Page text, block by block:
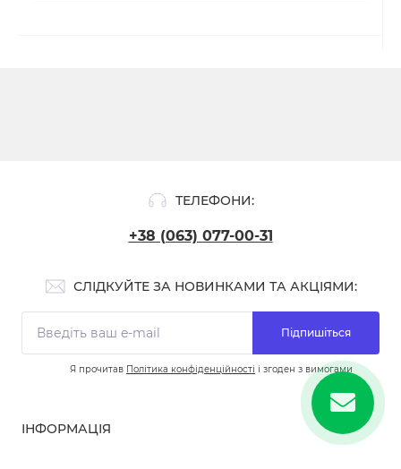
ТЕЛЕФОНИ:
+38 (063) 077-00-31
СЛІДКУЙТЕ ЗА НОВИНКАМИ ТА АКЦІЯМИ:
Підпишіться
Я прочитав Політика конфіденційності і згоден з вимогами
ІНФОРМАЦІЯ